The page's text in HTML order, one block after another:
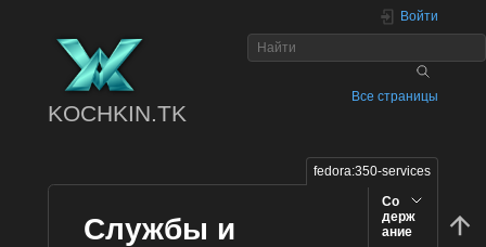
KOCHKIN.TK
Войти
Все страницы
fedora:350-services
Со
держ
ание
Службы и